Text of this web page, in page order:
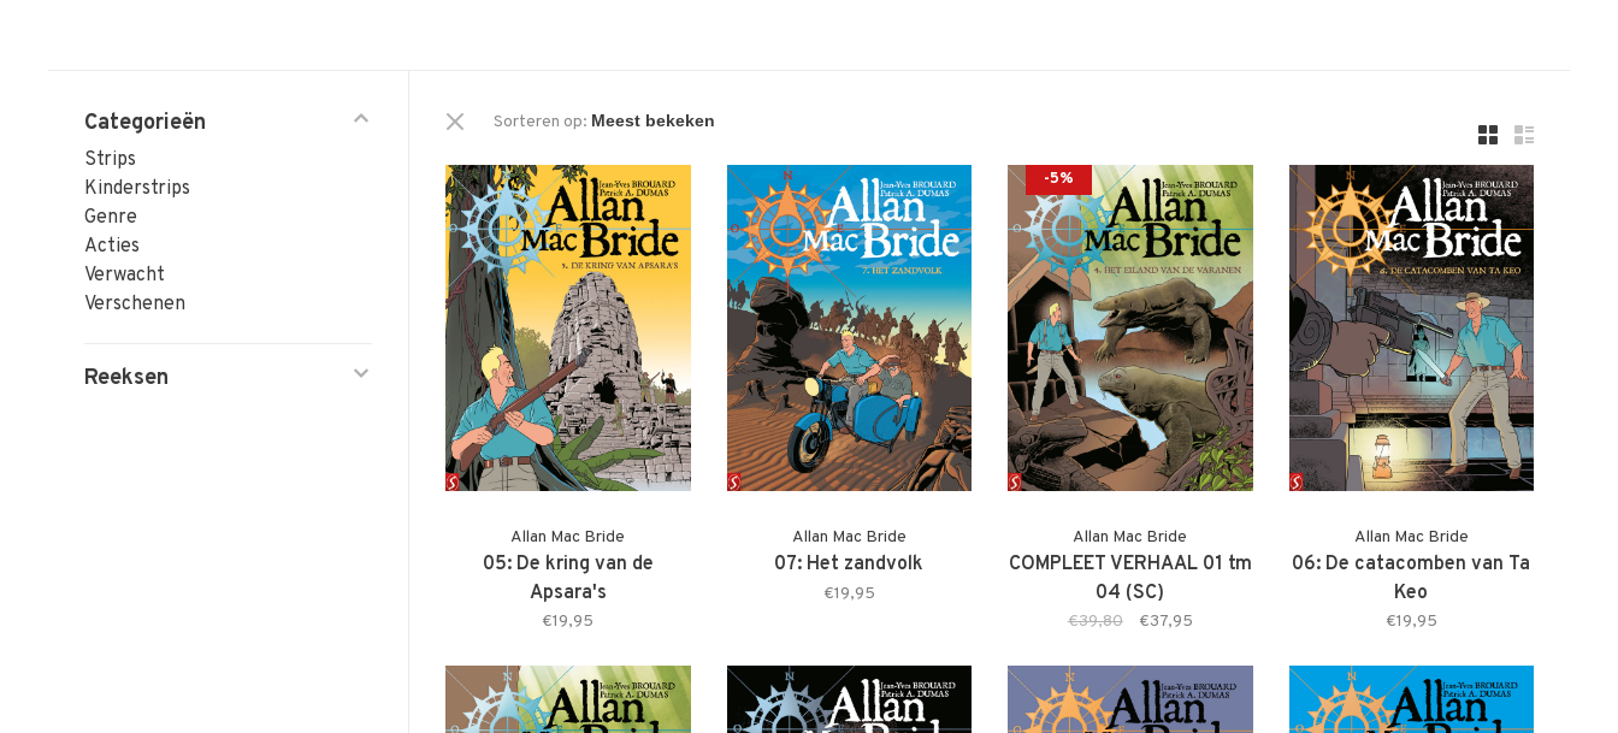
Categorieën
Strips
Kinderstrips
Genre
Acties
Verwacht
Verschenen
Reeksen
Sorteren op:
Allan Mac Bride
05: De kring van de
Apsara's
€19,95
Allan Mac Bride
07: Het zandvolk
€19,95
-5%
Allan Mac Bride
COMPLEET VERHAAL 01 tm
04 (SC)
€39,80 €37,95
Allan Mac Bride
06: De catacomben van Ta
Keo
€19,95